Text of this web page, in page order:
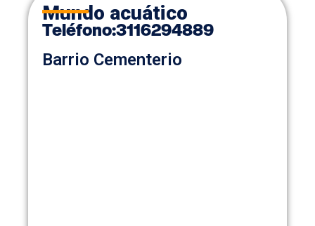
Mundo acuático
Teléfono:3116294889
Barrio Cementerio